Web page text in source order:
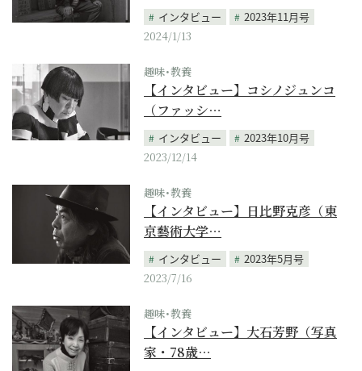
インタビュー
2023年11月号
2024/1/13
趣味･教養
【インタビュー】コシノジュンコ
（ファッシ…
インタビュー
2023年10月号
2023/12/14
趣味･教養
【インタビュー】日比野克彦（東
京藝術大学…
インタビュー
2023年5月号
2023/7/16
趣味･教養
【インタビュー】大石芳野（写真
家・78歳…